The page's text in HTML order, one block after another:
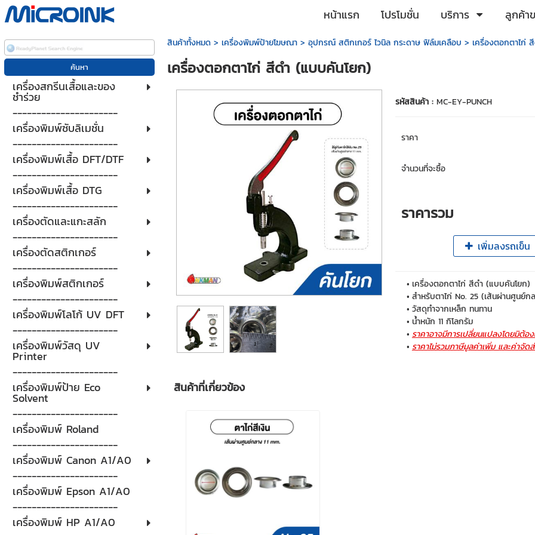
หน้าแรก โปรโมชั่น บริการ ลูกค้า
เครื่องสกรีนเสื้อและของ
ชำร่วย
----------------------
เครื่องพิมพ์ซับลิเมชั่น
----------------------
เครื่องพิมพ์เสื้อ DFT/DTF
----------------------
เครื่องพิมพ์เสื้อ DTG
----------------------
เครื่องตัดและแกะสลัก
----------------------
เครื่องตัดสติกเกอร์
----------------------
เครื่องพิมพ์สติกเกอร์
----------------------
เครื่องพิมพ์โลโก้ UV DFT
----------------------
เครื่องพิมพ์วัสดุ UV
Printer
----------------------
เครื่องพิมพ์ป้าย Eco
Solvent
----------------------
เครื่องพิมพ์ Roland
----------------------
เครื่องพิมพ์ Canon A1/A0
----------------------
เครื่องพิมพ์ Epson A1/A0
----------------------
เครื่องพิมพ์ HP A1/A0
สินค้าทั้งหมด> เครื่องพิมพ์ป้ายโฆษณา> อุปกรณ์ สติกเกอร์ ไวนิล กระดาษ ฟิล์มเคลือบ > เครื่องตอกตาไก่
เครื่องตอกตาไก่ สีดำ (แบบคันโยก)
รหัสสินค้า : MC-EY-PUNCH
ราคา
จำนวนที่จะซื้อ
ราคารวม
เพิ่มลงรถเข็น
เครื่องตอกตาไก่ สีดำ (แบบคันโยก)
สำหรับตาไก่ No. 25 (เส้นผ่านศูนย์ก
วัสดุทำจากเหล็ก ทนทาน
น้ำหนัก 11 กิโลกรัม
ราคาอาจมีการเปลี่ยนแปลงโดยมิต้อ
ราคาไม่รวมภาษีมูลค่าเพิ่ม และค่าจัด
สินค้าที่เกี่ยวข้อง